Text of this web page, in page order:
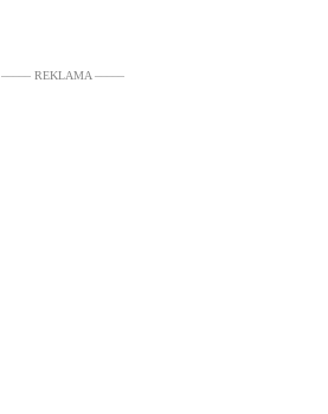
––––– REKLAMA –––––